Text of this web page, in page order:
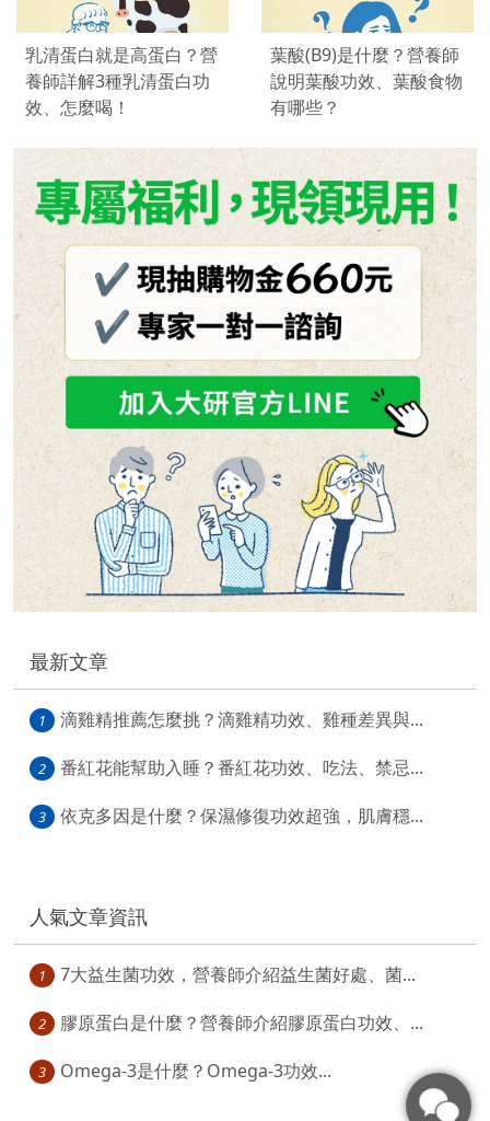
乳清蛋白就是高蛋白？營
養師詳解3種乳清蛋白功
效、怎麼喝！
葉酸(B9)是什麼？營養師
說明葉酸功效、葉酸食物
有哪些？
最新文章
1 滴雞精推薦怎麼挑？滴雞精功效、雞種差異與...
2 番紅花能幫助入睡？番紅花功效、吃法、禁忌...
3 依克多因是什麼？保濕修復功效超強，肌膚穩...
人氣文章資訊
1 7大益生菌功效，營養師介紹益生菌好處、菌...
2 膠原蛋白是什麼？營養師介紹膠原蛋白功效、...
3 Omega-3是什麼？Omega-3功效...